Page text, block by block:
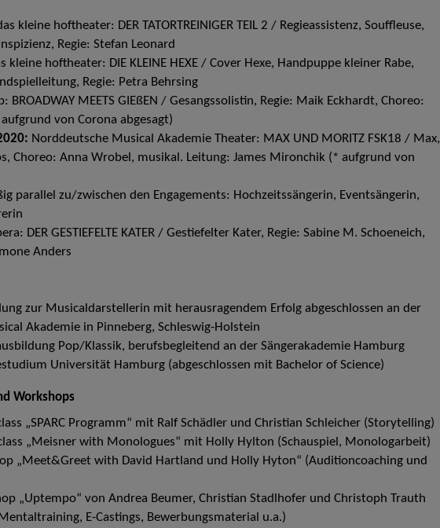
kleine hoftheater: DER TATORTREINIGER TEIL 2 / Regieassistenz, Souffleuse,
Regie: Stefan Leonard
kleine hoftheater: DIE KLEINE HEXE / Cover Hexe, Handpuppe kleiner Rabe,
Regie: Petra Behrsing
BROADWAY MEETS GIEßEN / Gesangssolistin, Regie: Maik Eckhardt, Choreo:
von Corona abgesagt)
Norddeutsche Musical Akademie Theater: MAX UND MORITZ FSK18 / Max,
Choreo: Anna Wrobel, musikal. Leitung: James Mironchik (* aufgrund von
parallel zu/zwischen den Engagements: Hochzeitssängerin, Eventsängerin,
DER GESTIEFELTE KATER / Gestiefelter Kater, Regie: Sabine M. Schoeneich,
Anders
zur Musicaldarstellerin mit herausragendem Erfolg abgeschlossen an der
Akademie in Pinneberg, Schleswig-Holstein
Pop/Klassik, berufsbegleitend an der Sängerakademie Hamburg
Universität Hamburg (abgeschlossen mit Bachelor of Science)
Workshops
„SPARC Programm“ mit Ralf Schädler und Christian Schleicher (Storytelling)
„Meisner with Monologues“ mit Holly Hylton (Schauspiel, Monologarbeit)
„Meet&Greet with David Hartland und Holly Hyton“ (Auditioncoaching und
„Uptempo“ von Andrea Beumer, Christian Stadlhofer und Christoph Trauth
E-Castings, Bewerbungsmaterial u.a.)